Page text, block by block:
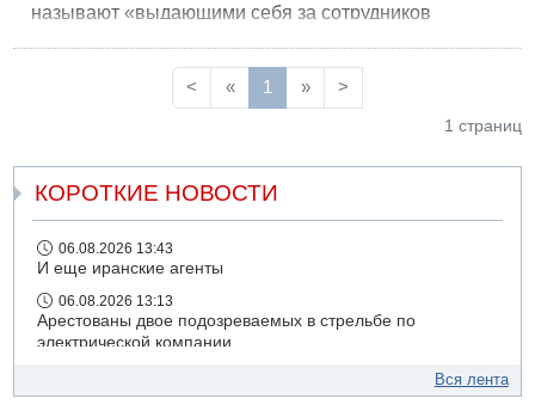
называют «выдающими себя за сотрудников
<
« 1 » >
1 страниц
КОРОТКИЕ НОВОСТИ
06.08.2026 13:43
И еще иранские агенты
06.08.2026 13:13
Арестованы двое подозреваемых в стрельбе по
электрической компании
Возле Кирьят-Арбы пожар на местности
Вся лента